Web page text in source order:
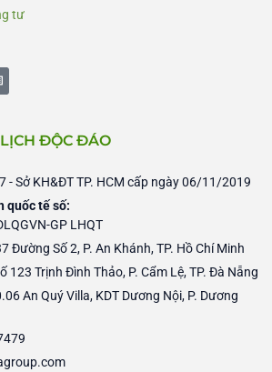
tư
ĐỘC ĐÁO
- Sở KH&ĐT TP. HCM cấp ngày 06/11/2019
quốc tế số:
GP LHQT
Đường Số 2, P. An Khánh, TP. Hồ Chí Minh
123 Trịnh Đình Thảo, P. Cẩm Lệ, TP. Đà Nẵng
An Quý Villa, KDT Dương Nội, P. Dương